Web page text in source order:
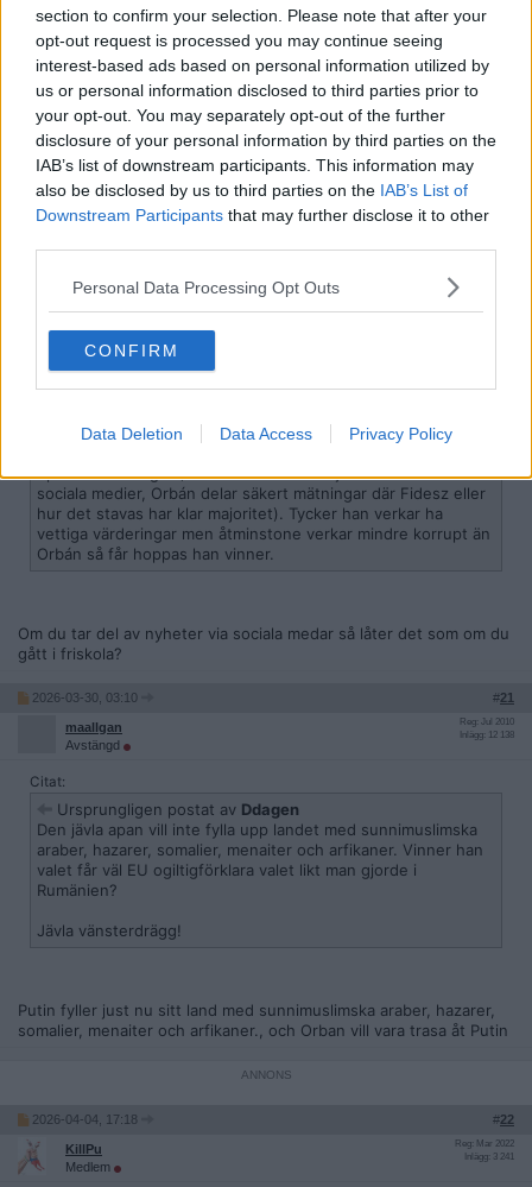
section to confirm your selection. Please note that after your
opt-out request is processed you may continue seeing
interest-based ads based on personal information utilized by
us or personal information disclosed to third parties prior to
your opt-out. You may separately opt-out of the further
disclosure of your personal information by third parties on the
IAB’s list of downstream participants. This information may
also be disclosed by us to third parties on the IAB’s List of
Downstream Participants that may further disclose it to other
Personal Data Processing Opt Outs
CONFIRM
Data Deletion Data Access Privacy Policy
Ungern bli invaderat av araber och negrer och alla problem som
medföljer med dem.
Dessutom står Orban för sunda familjevärderingar. Istället för att
springa HBTQP-lobbyns ärenden så har han istället infört livstids
befrielse från inkomstskatt för ungerska kvinnor som föder många
barn.
SaulGoodman43
Avslutad
Det verkar bara vara rysshororna i tråden som fortfarande hejar på
maallgan
Avstängd
Ursprungligen postat avglockenrein
opinionsmätningar (åtminstone de han själv delar i sina
sociala medier, Orbán delar säkert mätningar där Fidesz eller
hur det stavas har klar majoritet). Tycker han verkar ha
vettiga värderingar men åtminstone verkar mindre korrupt än
Orbán så får hoppas han vinner.
Om du tar del av nyheter via sociala medar så låter det som om du
gått i friskola?
2026-03-30, 03:10 #21
maallgan
Avstängd
Reg: Jul 2010
Inlägg: 12 138
Citat:
Ursprungligen postat av Ddagen
Den jävla apan vill inte fylla upp landet med sunnimuslimska
araber, hazarer, somalier, menaiter och arfikaner. Vinner han
valet får väl EU ogiltigförklara valet likt man gjorde i
Rumänien?
Jävla vänsterdrägg!
Putin fyller just nu sitt land med sunnimuslimska araber, hazarer,
somalier, menaiter och arfikaner., och Orban vill vara trasa åt Putin
2026-04-04, 17:18 #22
KillPu
Medlem
Reg: Mar 2022
Inlägg: 3 241